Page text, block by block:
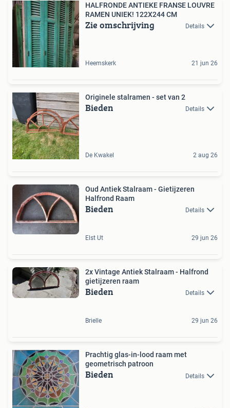
HALFRONDE ANTIEKE FRANSE LOUVRE
RAMEN UNIEK! 122X244 CM
Zie omschrijving Details
Heemskerk 21 jun 26
Originele stalramen - set van 2
Bieden Details
De Kwakel 2 aug 26
Oud Antiek Stalraam - Gietijzeren
Halfrond Raam
Bieden Details
Elst Ut 29 jun 26
2x Vintage Antiek Stalraam - Halfrond
gietijzeren raam
Bieden Details
Brielle 29 jun 26
Prachtig glas-in-lood raam met
geometrisch patroon
Bieden Details